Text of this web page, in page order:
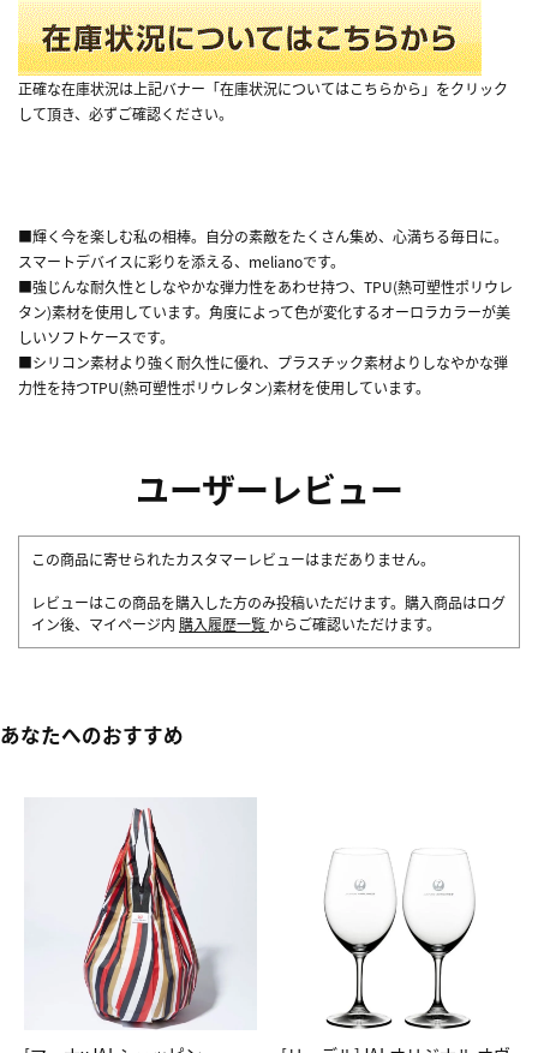
正確な在庫状況は上記バナー「在庫状況についてはこちらから」をクリック
して頂き、必ずご確認ください。
■輝く今を楽しむ私の相棒。自分の素敵をたくさん集め、心満ちる毎日に。
スマートデバイスに彩りを添える、melianoです。
■強じんな耐久性としなやかな弾力性をあわせ持つ、TPU(熱可塑性ポリウレ
タン)素材を使用しています。角度によって色が変化するオーロラカラーが美
しいソフトケースです。
■シリコン素材より強く耐久性に優れ、プラスチック素材よりしなやかな弾
力性を持つTPU(熱可塑性ポリウレタン)素材を使用しています。
ユーザーレビュー
この商品に寄せられたカスタマーレビューはまだありません。
レビューはこの商品を購入した方のみ投稿いただけます。購入商品はログ
イン後、マイページ内 購入履歴一覧 からご確認いただけます。
あなたへのおすすめ